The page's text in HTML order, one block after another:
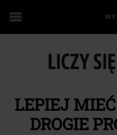
LEPIEJ
DROGIE